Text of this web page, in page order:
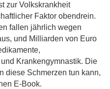
zur Volkskrankheit
Faktor obendrein.
fallen jährlich wegen
und Milliarden von Euro
Krankengymnastik. Die
diese Schmerzen tun kann,
E-Book.